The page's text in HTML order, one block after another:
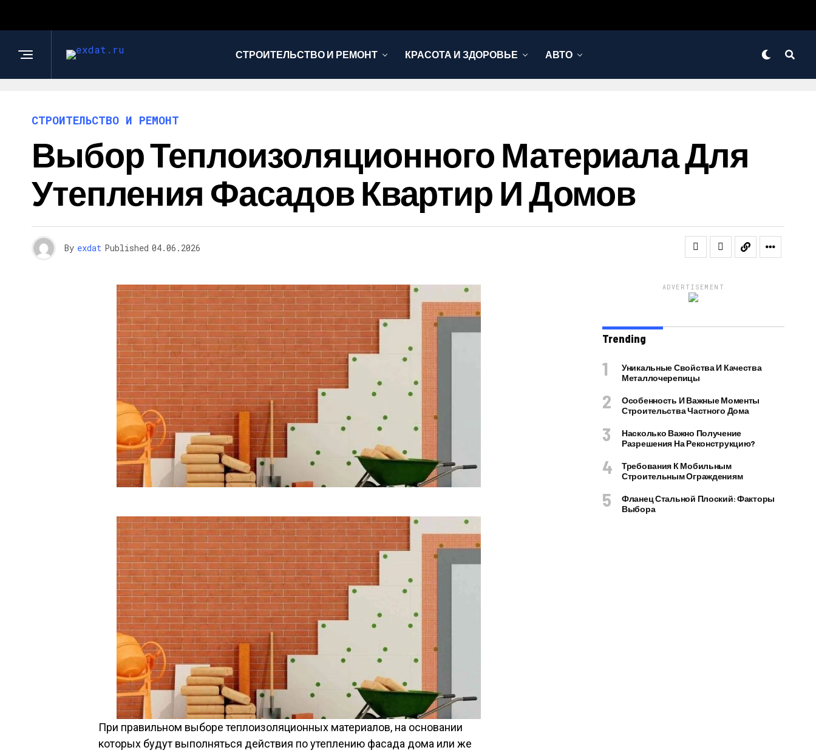
СТРОИТЕЛЬСТВО И РЕМОНТ КРАСОТА И ЗДОРОВЬЕ АВТО
СТРОИТЕЛЬСТВО И РЕМОНТ
Выбор Теплоизоляционного Материала Для
Утепления Фасадов Квартир И Домов
By exdat Published 04.06.2026
При правильном выборе теплоизоляционных материалов, на основании
которых будут выполняться действия по утеплению фасада дома или же
ADVERTISEMENT
Trending
Уникальные Свойства И Качества
Металлочерепицы
Особенность И Важные Моменты
Строительства Частного Дома
Насколько Важно Получение
Разрешения На Реконструкцию?
Требования К Мобильным
Строительным Ограждениям
Фланец Стальной Плоский: Факторы
Выбора